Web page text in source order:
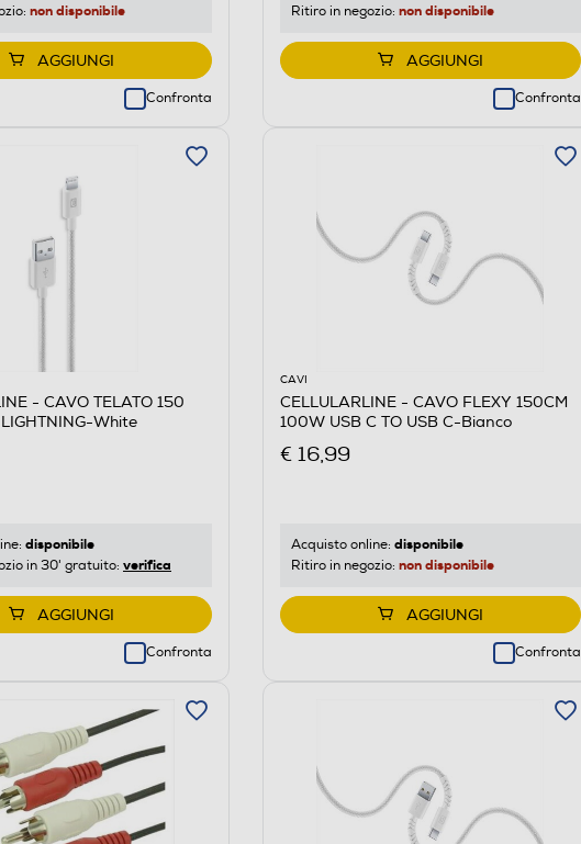
non disponibile
AGGIUNGI
Confronta
Ritiro in negozio: non disponibile
AGGIUNGI
Confronta
- CAVO TELATO 150
White
disponibile
in 30' gratuito: verifica
AGGIUNGI
Confronta
CAVI
CELLULARLINE - CAVO FLEXY 150CM
100W USB C TO USB C-Bianco
€ 16,99
Acquisto online: disponibile
Ritiro in negozio: non disponibile
AGGIUNGI
Confronta